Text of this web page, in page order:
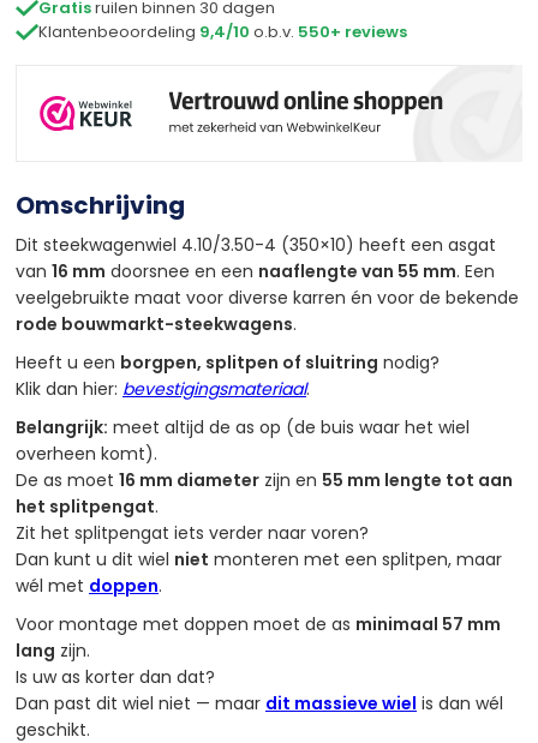
Gratisruilen binnen 30 dagen
Klantenbeoordeling 9,4/10 o.b.v. 550+ reviews
Omschrijving
Dit steekwagenwiel 4.10/3.50-4 (350×10) heeft een asgat
van 16 mm doorsnee en een naaflengte van 55 mm. Een
veelgebruikte maat voor diverse karren én voor de bekende
rode bouwmarkt-steekwagens.
Heeft u een borgpen, splitpen of sluitring nodig?
Klik dan hier: bevestigingsmateriaal.
Belangrijk: meet altijd de as op (de buis waar het wiel
overheen komt).
De as moet 16 mm diameter zijn en 55 mm lengte tot aan
het splitpengat.
Zit het splitpengat iets verder naar voren?
Dan kunt u dit wiel niet monteren met een splitpen, maar
wél met doppen.
Voor montage met doppen moet de as minimaal 57 mm
lang zijn.
Is uw as korter dan dat?
Dan past dit wiel niet — maar dit massieve wiel is dan wél
geschikt.